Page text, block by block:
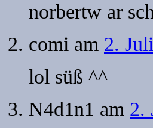
norbertw ar
comi am 2.
lol süß ^^
N4d1n1 am 2.